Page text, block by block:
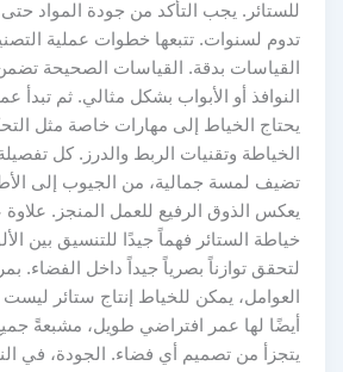
للستائر. يجب التأكد من جودة المواد حتى
تدوم لسنوات. تتبعها خطوات عملية التصنيع،
القياسات بدقة. القياسات الصحيحة تضمن
النوافذ أو الأبواب بشكل مثالي. ثم تبدأ
يحتاج الخياط إلى مهارات خاصة مثل
الخياطة وتقنيات الربط والدرز. كل تفصيلة
تضيف لمسة جمالية، من الجيوب إلى
يعكس الذوق الرفيع للعمل المنجز. علاوة
خياطة الستائر فهماً جيدًا للتنسيق بين
لتحقق توازناً بصرياً جيداً داخل الفضاء.
العوامل، يمكن للخياط إنتاج ستائر ليست
أيضًا لها عمر افتراضي طويل، مشبعةً جميع
يتجزأ من تصميم أي فضاء. الجودة، في